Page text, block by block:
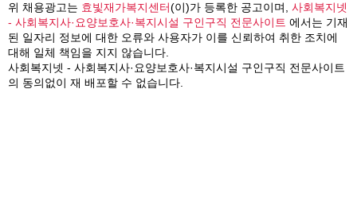
위 채용광고는 효빛재가복지센터(이)가 등록한 공고이며, 사회복지넷
- 사회복지사·요양보호사·복지시설 구인구직 전문사이트 에서는 기재
된 일자리 정보에 대한 오류와 사용자가 이를 신뢰하여 취한 조치에
대해 일체 책임을 지지 않습니다.
사회복지넷 - 사회복지사·요양보호사·복지시설 구인구직 전문사이트
의 동의없이 재 배포할 수 없습니다.